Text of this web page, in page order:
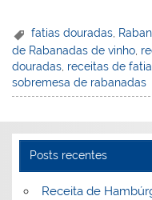
er
e
st
k
e
dI
c
e
b
o
k
fatias douradas
de Rabanadas de vinho
douradas receitas de
sobremesa de rabanadas
Posts recentes
Receita de